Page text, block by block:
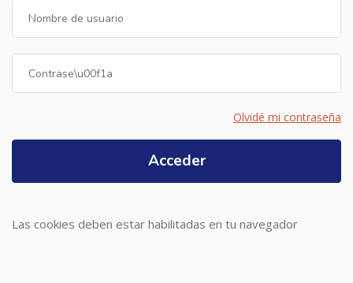
Olvidé mi contraseña
Acceder
Las cookies deben estar habilitadas en tu navegador